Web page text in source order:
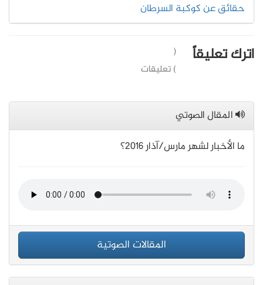
حقائق عن كوكبة السرطان
اترك تعليقاً
(
) تعليقات
المقال الصوتي
ما الأخبار لشهر مارس/آذار 2016؟
المقالات الصوتية